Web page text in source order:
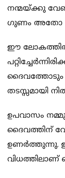
നന്മയ്ക്കു
ഗുണം അതോ
ഈ
ദൈവത്തോടും
തടസ്സമായി
ഉപവാസം
ദൈവത്തിന്
ഉണര്‍ത്തുന്നു.
വിധത്തിലാണ്